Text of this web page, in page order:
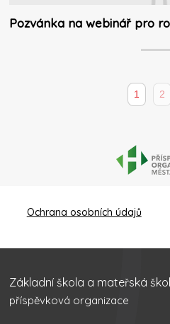
Pozvánka na webinář pro
1 2
Ochrana osobních údajů
Základní škola a mateřská
příspěvková organizace